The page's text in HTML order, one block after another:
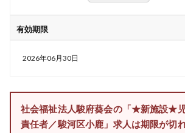
有効期限
2026年06月30日
社会福祉法人駿府葵会の「★新施設★
責任者／駿河区小鹿」求人は期限が切